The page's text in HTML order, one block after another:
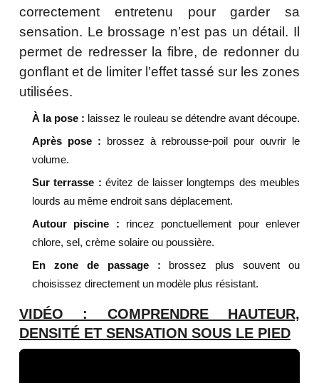
correctement entretenu pour garder sa
sensation. Le brossage n’est pas un détail. Il
permet de redresser la fibre, de redonner du
gonflant et de limiter l’effet tassé sur les zones
utilisées.
À la pose : laissez le rouleau se détendre avant découpe.
Après pose : brossez à rebrousse-poil pour ouvrir le
volume.
Sur terrasse : évitez de laisser longtemps des meubles
lourds au même endroit sans déplacement.
Autour piscine : rincez ponctuellement pour enlever
chlore, sel, crème solaire ou poussière.
En zone de passage : brossez plus souvent ou
choisissez directement un modèle plus résistant.
VIDÉO : COMPRENDRE HAUTEUR,
DENSITÉ ET SENSATION SOUS LE PIED